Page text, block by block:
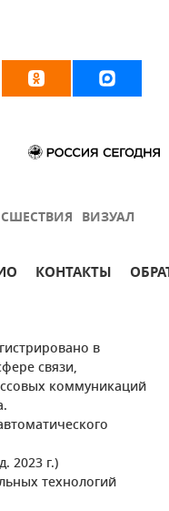
ВИЗУАЛ
КОНТАКТЫ
в
связи,
коммуникаций
2023 г.)
технологий